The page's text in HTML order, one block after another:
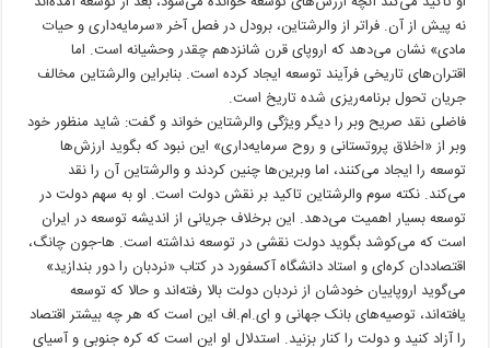
نه پیش از آن. فراتر از والرشتاین، برودل در فصل آخر «سرمایه‌داری و حیات
مادی» نشان می‌دهد که اروپای قرن شانزدهم چقدر وحشیانه است. اما
اقتران‌های تاریخی فرآیند توسعه ایجاد کرده است. بنابراین والرشتاین مخالف
جریان تحول برنامه‌ریزی شده تاریخ است.
فاضلی نقد صریح وبر را دیگر ویژگی والرشتاین خواند و گفت: شاید منظور خود
وبر از «اخلاق پروتستانی و روح سرمایه‌داری» این نبود که بگوید ارزش‌ها
توسعه را ایجاد می‌کنند، اما وبرین‌ها چنین کردند و والرشتاین آن را نقد
می‌کند. نکته سوم والرشتاین تاکید بر نقش دولت است. او به سهم دولت در
توسعه بسیار اهمیت می‌دهد. این برخلاف جریانی از اندیشه توسعه در ایران
است که می‌کوشد بگوید دولت نقشی در توسعه نداشته است. ها-جون چانگ،
اقتصاددان کره‌ای و استاد دانشگاه آکسفورد در کتاب «نردبان را دور بندازید»
می‌گوید اروپاییان خودشان از نردبان دولت بالا رفته‌اند و حالا که توسعه
یافته‌اند، توصیه‌های بانک جهانی و ‌ای.‌ام.‌اف این است که هر چه بیشتر اقتصاد
را آزاد کنید و دولت را کنار بزنید. استدلال او این است که کره جنوبی و آسیای